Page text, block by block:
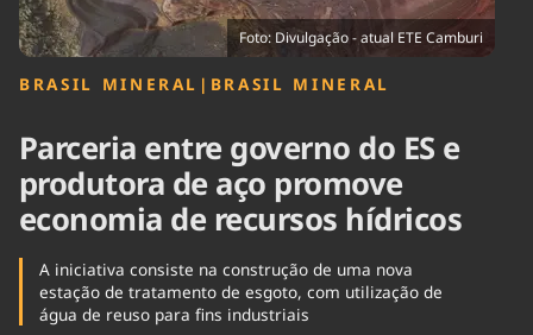
Foto: Divulgação - atual ETE Camburi
BRASIL MINERAL | BRASIL MINERAL
Parceria entre governo do ES e
produtora de aço promove
economia de recursos hídricos
A iniciativa consiste na construção de uma nova
estação de tratamento de esgoto, com utilização de
água de reuso para fins industriais